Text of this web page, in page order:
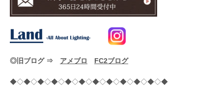
◎旧ブログ ⇒ アメブロ FC2ブログ
◆◇◆◇◆◇◆◇◆◇◆◇◆◇◆◇◆◇◆◇◆◇◆